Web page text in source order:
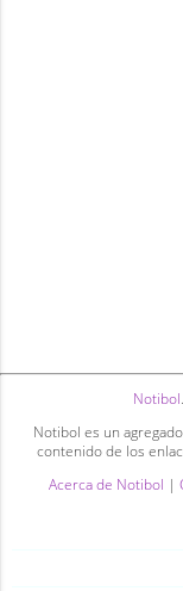
Notibol
Notibol es un
contenido de los
Acerca de Notibol |